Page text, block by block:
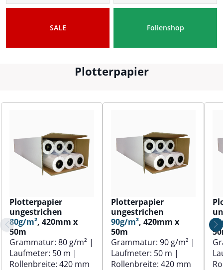
SALE Folienshop
Plotterpapier
Plotterpapier
ungestrichen
80g/m², 420mm x
50m
Grammatur: 80 g/m² |
Laufmeter: 50 m |
Rollenbreite: 420 mm
Plotterpapier
ungestrichen
90g/m², 420mm x
50m
Grammatur: 90 g/m² |
Laufmeter: 50 m |
Rollenbreite: 420 mm